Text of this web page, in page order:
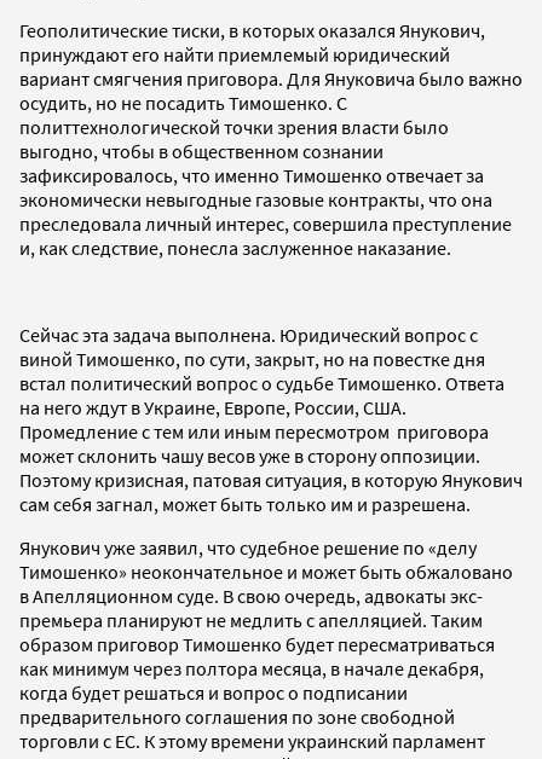
Геополитические тиски, в которых оказался Янукович,
принуждают его найти приемлемый юридический
вариант смягчения приговора. Для Януковича было важно
осудить, но не посадить Тимошенко. С
политтехнологической точки зрения власти было
выгодно, чтобы в общественном сознании
зафиксировалось, что именно Тимошенко отвечает за
экономически невыгодные газовые контракты, что она
преследовала личный интерес, совершила преступление
и, как следствие, понесла заслуженное наказание.
Сейчас эта задача выполнена. Юридический вопрос с
виной Тимошенко, по сути, закрыт, но на повестке дня
встал политический вопрос о судьбе Тимошенко. Ответа
на него ждут в Украине, Европе, России, США.
Промедление с тем или иным пересмотром приговора
может склонить чашу весов уже в сторону оппозиции.
Поэтому кризисная, патовая ситуация, в которую Янукович
сам себя загнал, может быть только им и разрешена.
Янукович уже заявил, что судебное решение по «делу
Тимошенко» неокончательное и может быть обжаловано
в Апелляционном суде. В свою очередь, адвокаты экс-
премьера планируют не медлить с апелляцией. Таким
образом приговор Тимошенко будет пересматриваться
как минимум через полтора месяца, в начале декабря,
когда будет решаться и вопрос о подписании
предварительного соглашения по зоне свободной
торговли с ЕС. К этому времени украинский парламент